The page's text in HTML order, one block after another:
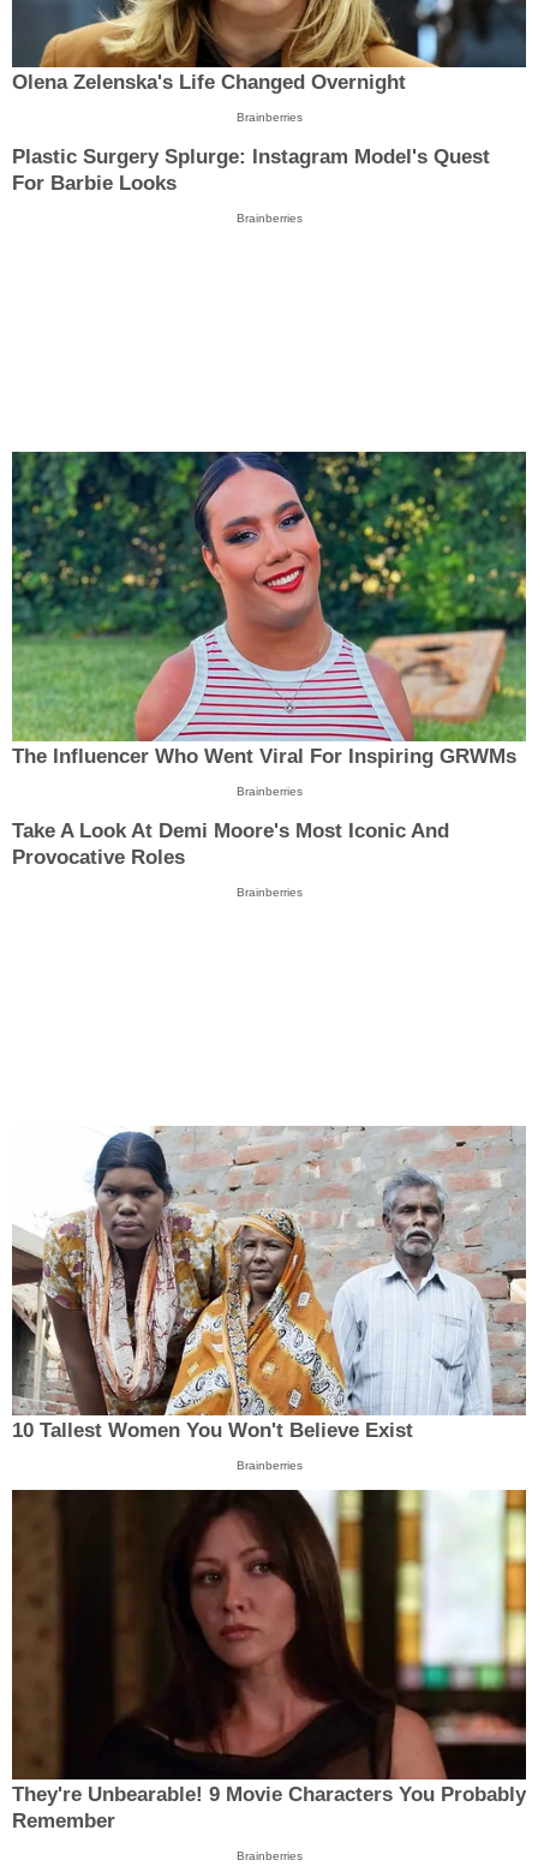
Olena Zelenska's Life Changed Overnight
Brainberries
Plastic Surgery Splurge: Instagram Model's Quest
For Barbie Looks
Brainberries
The Influencer Who Went Viral For Inspiring GRWMs
Brainberries
Take A Look At Demi Moore's Most Iconic And
Provocative Roles
Brainberries
10 Tallest Women You Won't Believe Exist
Brainberries
They're Unbearable! 9 Movie Characters You Probably
Remember
Brainberries